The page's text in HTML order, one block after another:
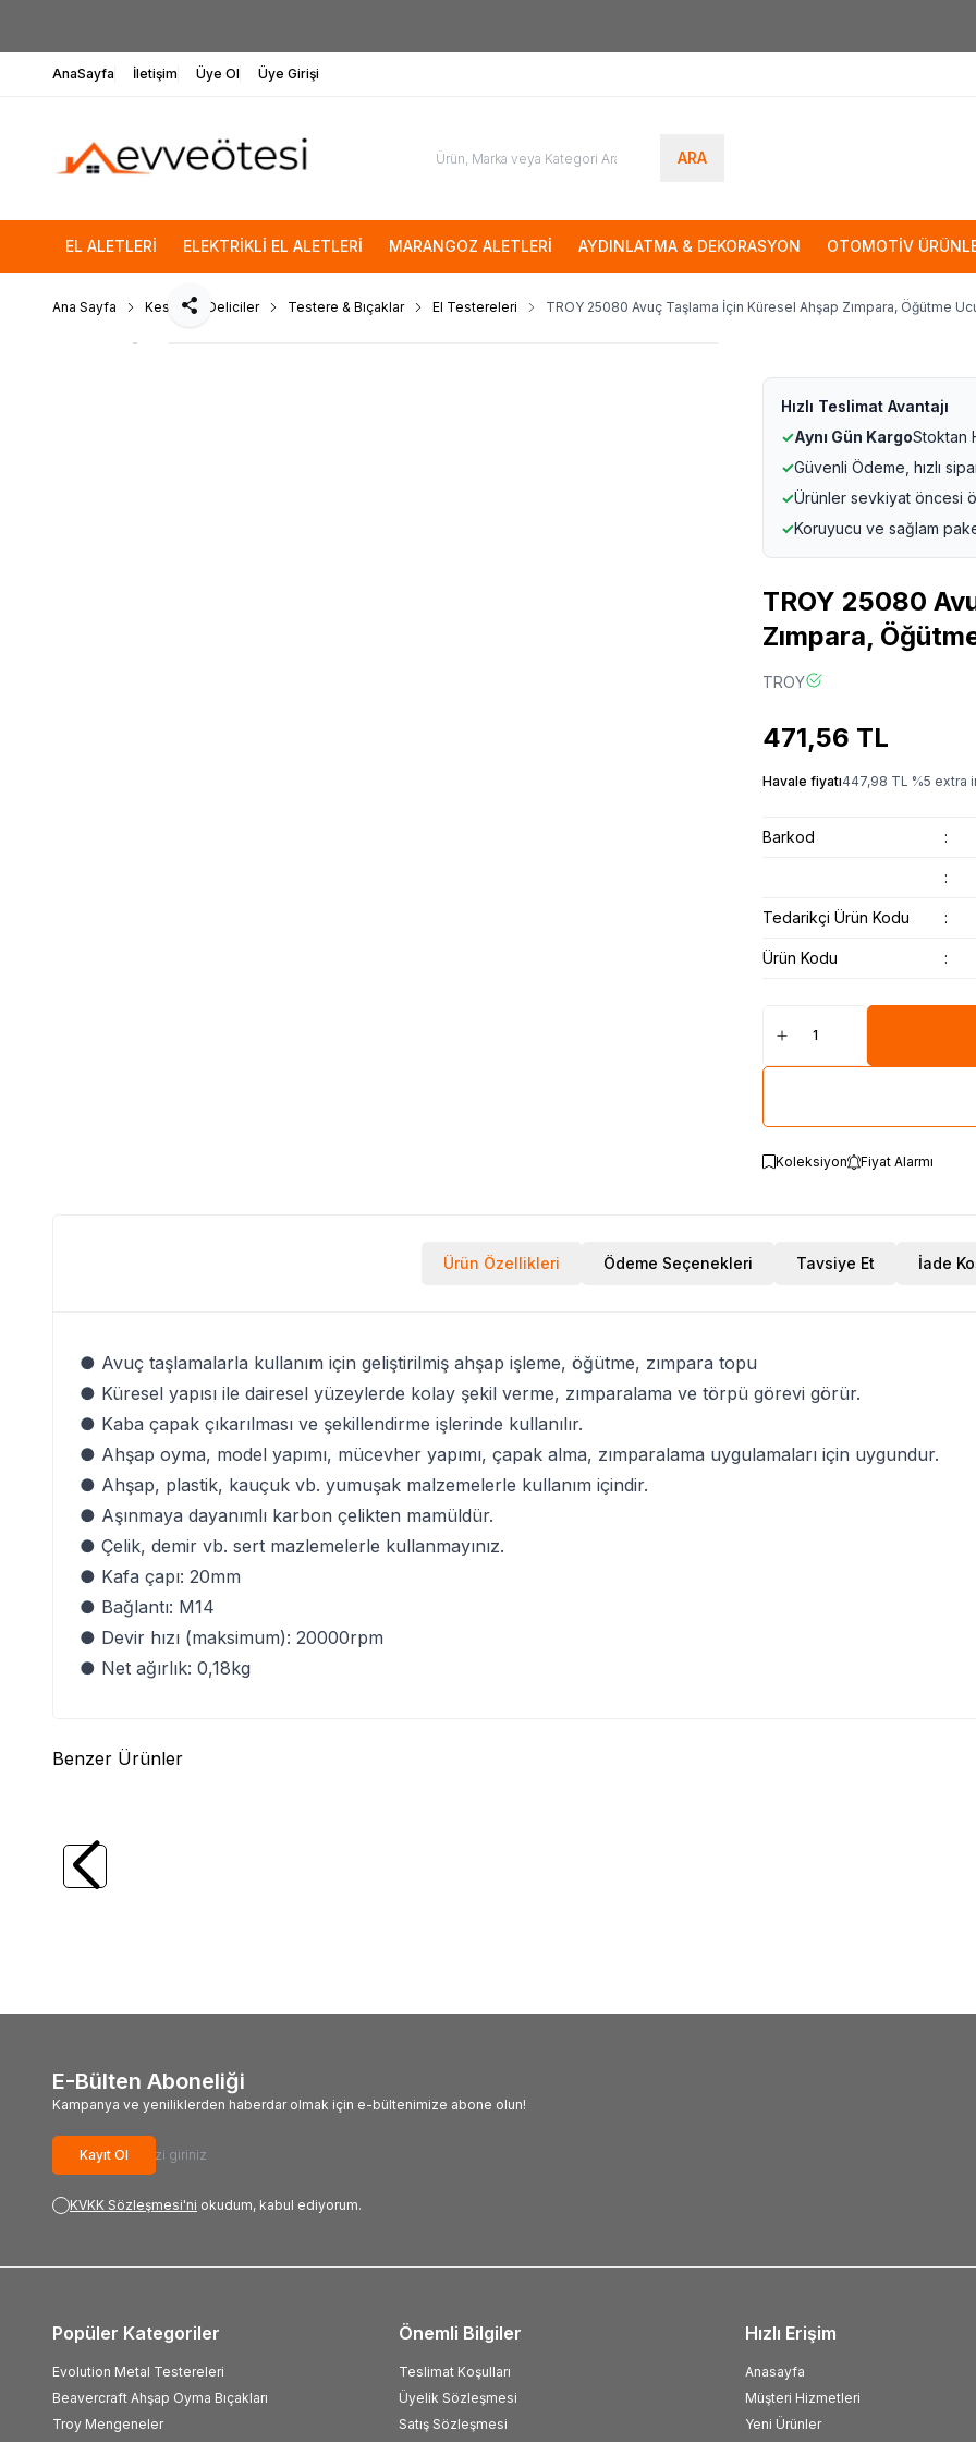
AnaSayfa İletişim Üye Ol Üye Girişi
ARA
EL ALETLERİ ELEKTRİKLİ EL ALETLERİ MARANGOZ ALETLERİ AYDINLATMA & DEKORASYON OTOMOTİV
Ana Sayfa Kesici ve Deliciler Testere & Bıçaklar El Testereleri TROY 25080 Avuç Taşlama İçin Küresel Ahşap Zımpara, Öğütme
Paylaş
Hızlı Teslimat Avantajı
✓Aynı Gün KargoStoktan
✓Güvenli Ödeme, hızlı
✓Ürünler sevkiyat öncesi
✓Koruyucu ve sağlam
TROY 25080
Zımpara,
TROY
471,56 TL
Havale fiyatı447,98 TL %5 extra
Barkod :
:
Tedarikçi Ürün Kodu :
Ürün Kodu :
Koleksiyon Fiyat Alarmı
Ürün Özellikleri Ödeme Seçenekleri Tavsiye Et İade
● Avuç taşlamalarla kullanım için geliştirilmiş ahşap işleme, öğütme, zımpara topu
● Küresel yapısı ile dairesel yüzeylerde kolay şekil verme, zımparalama ve törpü görevi görür.
● Kaba çapak çıkarılması ve şekillendirme işlerinde kullanılır.
● Ahşap oyma, model yapımı, mücevher yapımı, çapak alma, zımparalama uygulamaları için uygundur.
● Ahşap, plastik, kauçuk vb. yumuşak malzemelerle kullanım içindir.
● Aşınmaya dayanımlı karbon çelikten mamüldür.
● Çelik, demir vb. sert mazlemelerle kullanmayınız.
● Kafa çapı: 20mm
● Bağlantı: M14
● Devir hızı (maksimum): 20000rpm
● Net ağırlık: 0,18kg
Benzer Ürünler
TROY
Ahşap Törpüleme Oyma Diski, 115mm
E-Bülten Aboneliği
Kampanya ve yeniliklerden haberdar olmak için e-bültenimize abone olun!
Kayıt Ol
KVKK Sözleşmesi'ni okudum, kabul ediyorum.
Popüler Kategoriler
Evolution Metal Testereleri
Beavercraft Ahşap Oyma Bıçakları
Troy Mengeneler
Önemli Bilgiler
Teslimat Koşulları
Üyelik Sözleşmesi
Satış Sözleşmesi
Hızlı Erişim
Anasayfa
Müşteri Hizmetleri
Yeni Ürünler